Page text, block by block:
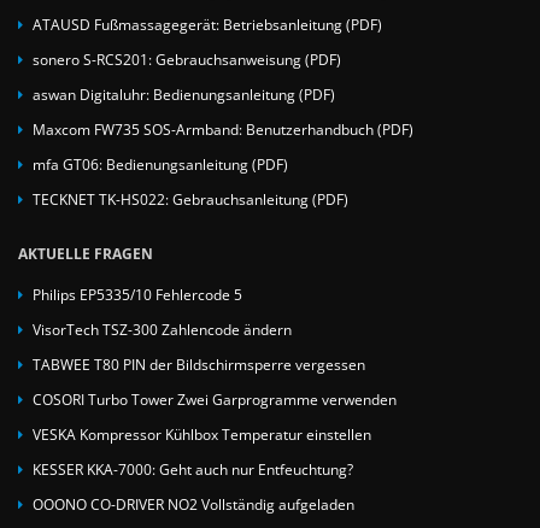
ATAUSD Fußmassagegerät: Betriebsanleitung (PDF)
sonero S-RCS201: Gebrauchsanweisung (PDF)
aswan Digitaluhr: Bedienungsanleitung (PDF)
Maxcom FW735 SOS-Armband: Benutzerhandbuch (PDF)
mfa GT06: Bedienungsanleitung (PDF)
TECKNET TK-HS022: Gebrauchsanleitung (PDF)
AKTUELLE FRAGEN
Philips EP5335/10 Fehlercode 5
VisorTech TSZ-300 Zahlencode ändern
TABWEE T80 PIN der Bildschirmsperre vergessen
COSORI Turbo Tower Zwei Garprogramme verwenden
VESKA Kompressor Kühlbox Temperatur einstellen
KESSER KKA-7000: Geht auch nur Entfeuchtung?
OOONO CO-DRIVER NO2 Vollständig aufgeladen